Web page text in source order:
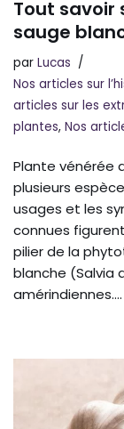
Tout savoir
sauge
par Lucas
Nos articles sur
articles sur les
plantes, Nos
Plante vénérée
plusieurs
usages et les
connues
pilier de la
blanche (Salvia
amérindiennes.…